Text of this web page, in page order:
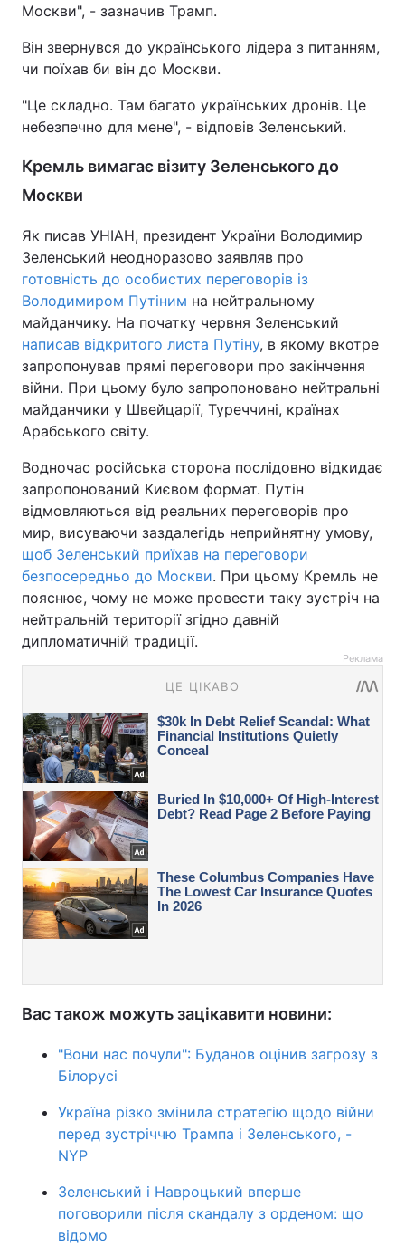
Москви", - зазначив Трамп.
Він звернувся до українського лідера з питанням,
чи поїхав би він до Москви.
"Це складно. Там багато українських дронів. Це
небезпечно для мене", - відповів Зеленський.
Кремль вимагає візиту Зеленського до
Москви
Як писав УНІАН, президент України Володимир
Зеленський неодноразово заявляв про
готовність до особистих переговорів із
Володимиром Путіним на нейтральному
майданчику. На початку червня Зеленський
написав відкритого листа Путіну, в якому вкотре
запропонував прямі переговори про закінчення
війни. При цьому було запропоновано нейтральні
майданчики у Швейцарії, Туреччині, країнах
Арабського світу.
Водночас російська сторона послідовно відкидає
запропонований Києвом формат. Путін
відмовляються від реальних переговорів про
мир, висуваючи заздалегідь неприйнятну умову,
щоб Зеленський приїхав на переговори
безпосередньо до Москви. При цьому Кремль не
пояснює, чому не може провести таку зустріч на
нейтральній території згідно давній
дипломатичній традиції.
Реклама
Вас також можуть зацікавити новини:
"Вони нас почули": Буданов оцінив загрозу з
Білорусі
Україна різко змінила стратегію щодо війни
перед зустріччю Трампа і Зеленського, -
NYP
Зеленський і Навроцький вперше
поговорили після скандалу з орденом: що
відомо